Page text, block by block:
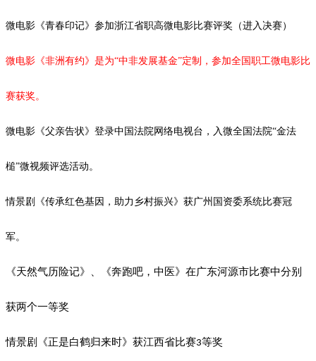
微电影《青春印记》参加浙江省职高微电影比赛评奖（进入决赛）
微电影《非洲有约》是为“中非发展基金”定制，参加全国职工微电影比
赛获奖。
微电影《父亲告状》登录中国法院网络电视台，入微全国法院“金法
槌”微视频评选活动。
情景剧《传承红色基因，助力乡村振兴》获广州国资委系统比赛冠
军。
《天然气历险记》、《奔跑吧，中医》在广东河源市比赛中分别
获两个一等奖
情景剧《正是白鹤归来时》获江西省比赛3等奖